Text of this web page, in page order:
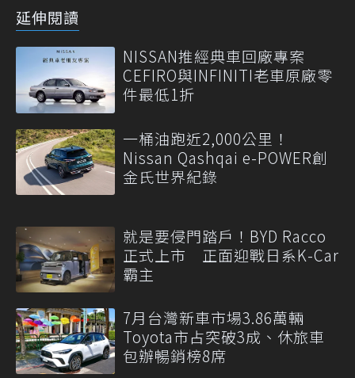
延伸閱讀
NISSAN推經典車回廠專案
CEFIRO與INFINITI老車原廠零
件最低1折
一桶油跑近2,000公里！
Nissan Qashqai e-POWER創
金氏世界紀錄
就是要侵門踏戶！BYD Racco
正式上市 正面迎戰日系K-Car
霸主
7月台灣新車市場3.86萬輛
Toyota市占突破3成、休旅車
包辦暢銷榜8席